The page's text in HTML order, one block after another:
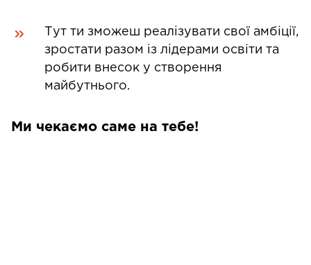
Тут ти зможеш реалізувати свої амбіції,
зростати разом із лідерами освіти та
робити внесок у створення
майбутнього.
Ми чекаємо саме на тебе!